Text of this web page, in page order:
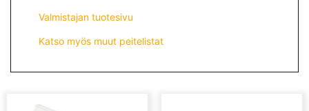
Valmistajan tuotesivu
Katso myös muut peitelistat